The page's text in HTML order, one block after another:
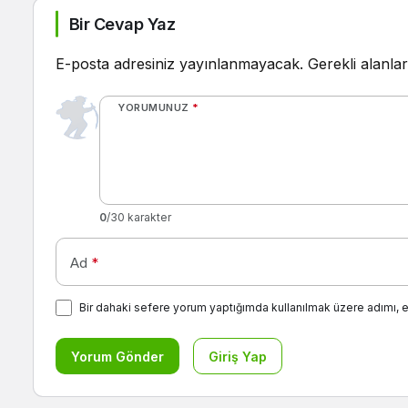
Bir Cevap Yaz
E-posta adresiniz yayınlanmayacak. Gerekli
YORUMUNUZ *
0/30 karakter
Ad *
Bir dahaki sefere yorum yaptığımda kullanılmak üzere
Yorum Gönder Giriş Yap